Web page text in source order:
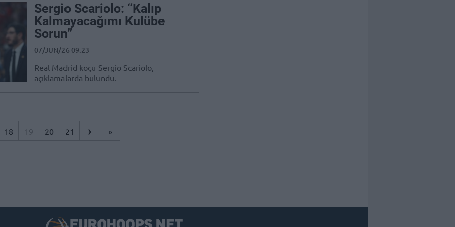
Sergio Scariolo: “Kalıp
Kalmayacağımı Kulübe
Sorun”
07/JUN/26 09:23
Real Madrid koçu Sergio Scariolo,
açıklamalarda bulundu.
18 19 20 21 › »